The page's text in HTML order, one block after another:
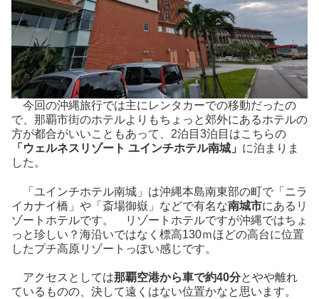
今回の沖縄旅行では主にレンタカーでの移動だったの
で、那覇市街のホテルよりもちょっと郊外にあるホテルの
方が都合がいいこともあって、2泊目3泊目はこちらの
「ウェルネスリゾート ユインチホテル南城」 に泊まりま
した。
「ユインチホテル南城」は沖縄本島南東部の町で「ニラ
イカナイ橋」や「斎場御嶽」などで有名な南城市にあるリ
ゾートホテルです。 リゾートホテルですが沖縄ではちょ
っと珍しい？海沿いではなく標高130ｍほどの高台に位置
したプチ高原リゾートっぽい感じです。
アクセスとしては那覇空港から車で約40分とやや離れ
ているものの、決して遠くはない位置かなと思います。